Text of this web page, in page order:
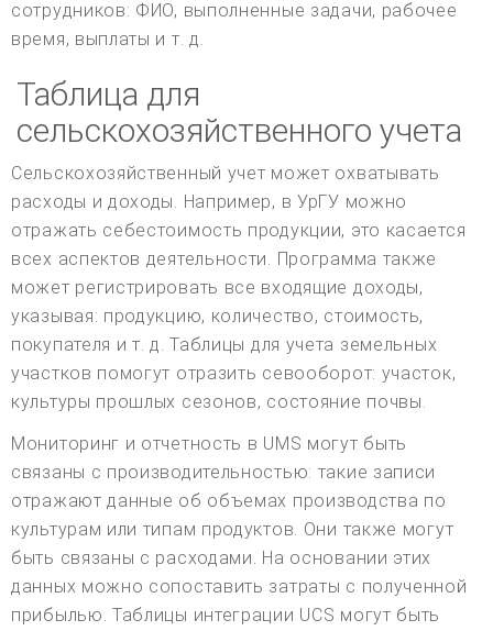
сотрудников: ФИО, выполненные задачи, рабочее
время, выплаты и т. д.
Таблица для
сельскохозяйственного учета
Сельскохозяйственный учет может охватывать
расходы и доходы. Например, в УрГУ можно
отражать себестоимость продукции, это касается
всех аспектов деятельности. Программа также
может регистрировать все входящие доходы,
указывая: продукцию, количество, стоимость,
покупателя и т. д. Таблицы для учета земельных
участков помогут отразить севооборот: участок,
культуры прошлых сезонов, состояние почвы.
Мониторинг и отчетность в UMS могут быть
связаны с производительностью: такие записи
отражают данные об объемах производства по
культурам или типам продуктов. Они также могут
быть связаны с расходами. На основании этих
данных можно сопоставить затраты с полученной
прибылью. Таблицы интеграции UCS могут быть